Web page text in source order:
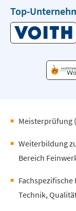
Top-
Meisterprüfung
Weiterbildung
Bereich
Technik,